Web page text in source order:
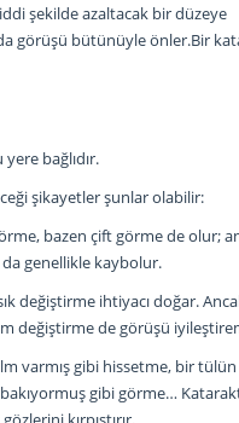
şekilde azaltacak bir düzeye
görüşü bütünüyle önler.Bir
bağlıdır.
şikayetler şunlar olabilir:
bazen çift görme de olur;
genellikle kaybolur.
değiştirme ihtiyacı doğar.
değiştirme de görüşü
varmış gibi hissetme, bir
gibi görme…